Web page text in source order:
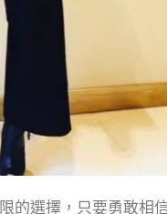
的選擇， 只要勇敢相